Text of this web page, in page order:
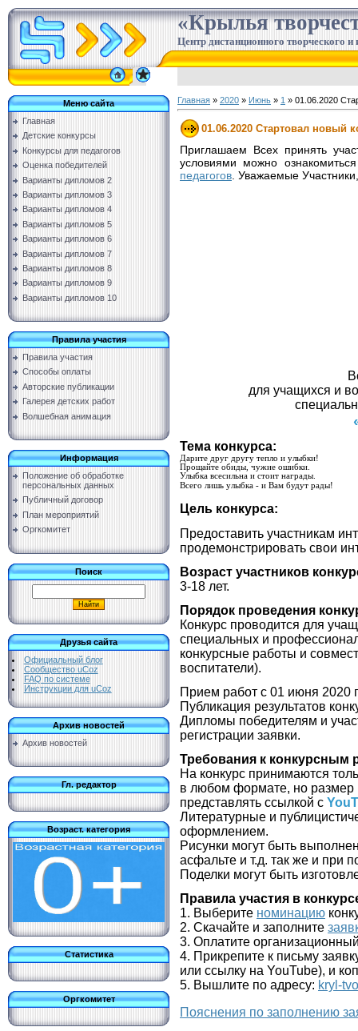
«Крылья
Центр дистанционного творческого и
Меню сайта
Главная
Детские конкурсы
Конкурсы для педагогов
Оценка победителей
Варианты дипломов 2
Варианты дипломов 3
Варианты дипломов 4
Варианты дипломов 5
Варианты дипломов 6
Варианты дипломов 7
Варианты дипломов 8
Варианты дипломов 9
Варианты дипломов 10
Правила участия
Правила участия
Способы оплаты
Авторские публикации
Галерея детских работ
Волшебная анимация
Информация
Положение об обработке
персональных данных
Публичный договор
План мероприятий
Оргкомитет
Поиск
Друзья сайта
Официальный блог
Сообщество uCoz
FAQ по системе
Инструкции для uCoz
Архив новостей
Архив новостей
Гл. редактор
Возраст. категория
Статистика
Оргкомитет
Главная » 2020 » Июнь » 1 » 01.06.2020
01.06.2020 Стартовал новый
Приглашаем Всех принять
условиями можно
педагогов . Уважаемые
для учащихся и
Тема конкурса:
Дарите друг другу тепло и улыбки!
Прощайте обиды, чужие ошибки.
Улыбка всесильна и стоит награды.
Всего лишь улыбка - и Вам будут рады!
Цель конкурса:
Предоставить участникам
продемонстрировать свои
Возраст участников
3-18 лет.
Порядок проведения
Конкурс проводится для
специальных и
конкурсные работы и
воспитатели).
Прием работ с 01 июня 2020
Публикация результатов
Дипломы победителям и
регистрации заявки.
Требования к конкурсным
На конкурс принимаются
в любом формате, но
представлять ссылкой с
Литературные и
оформлением.
Рисунки могут быть
асфальте и т.д. так же и при
Поделки могут быть
Правила участия в
1. Выберите номинацию
2. Скачайте и заполните
3. Оплатите
4. Прикрепите к письму
или ссылку на YouTube), и
5. Вышлите по адресу: kryl-
Пояснения по заполнению